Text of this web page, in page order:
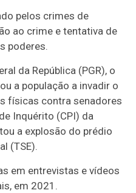
pelos crimes de
ao crime e tentativa de
poderes.
da República (PGR), o
a população a invadir o
físicas contra senadores
Inquérito (CPI) da
a explosão do prédio
(TSE).
em entrevistas e vídeos
em 2021.